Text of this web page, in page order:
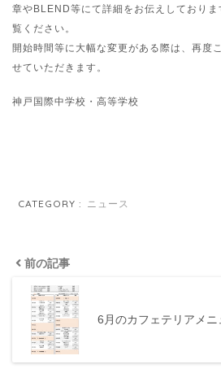
章やBLEND等にて詳細をお伝えしており
覧ください。
開始時間等に大幅な変更がある際は、再度
せていただきます。
神戸国際中学校・高等学校
CATEGORY : ニュース
前の記事
6月のカフェテリアメニ